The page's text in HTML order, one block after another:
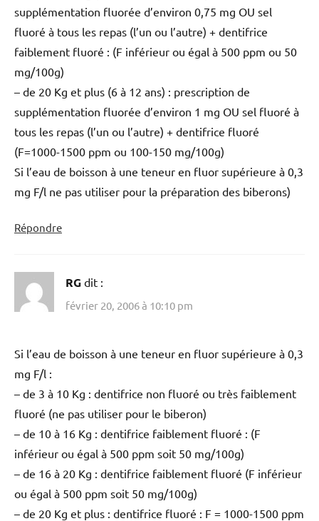
supplémentation fluorée d’environ 0,75 mg OU sel
fluoré à tous les repas (l’un ou l’autre) + dentifrice
faiblement fluoré : (F inférieur ou égal à 500 ppm ou 50
mg/100g)
– de 20 Kg et plus (6 à 12 ans) : prescription de
supplémentation fluorée d’environ 1 mg OU sel fluoré à
tous les repas (l’un ou l’autre) + dentifrice fluoré
(F=1000-1500 ppm ou 100-150 mg/100g)
Si l’eau de boisson à une teneur en fluor supérieure à 0,3
mg F/l ne pas utiliser pour la préparation des biberons)
Répondre
RG dit :
février 20, 2006 à 10:10 pm
Si l’eau de boisson à une teneur en fluor supérieure à 0,3
mg F/l :
– de 3 à 10 Kg : dentifrice non fluoré ou très faiblement
fluoré (ne pas utiliser pour le biberon)
– de 10 à 16 Kg : dentifrice faiblement fluoré : (F
inférieur ou égal à 500 ppm soit 50 mg/100g)
– de 16 à 20 Kg : dentifrice faiblement fluoré (F inférieur
ou égal à 500 ppm soit 50 mg/100g)
– de 20 Kg et plus : dentifrice fluoré : F = 1000-1500 ppm